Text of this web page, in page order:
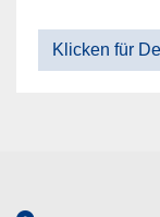
Klicken für